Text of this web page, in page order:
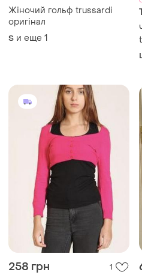
Жіночий гольф trussardi
оригінал
S и еще 1
258 грн 1